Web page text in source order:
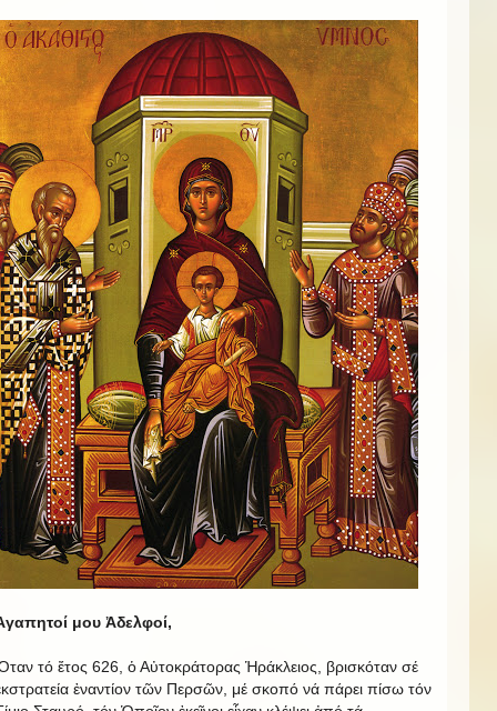
μου Ἀδελφοί,
τό ἔτος 626, ὁ Αὐτοκράτορας Ἡράκλειος, βρισκόταν σέ
ἐναντίον τῶν Περσῶν, μέ σκοπό νά πάρει πίσω τόν